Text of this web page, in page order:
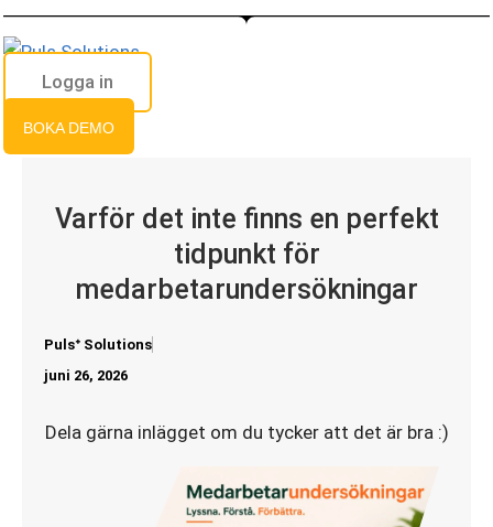
Hoppa
till
innehållLogga in
BOKA DEMO
Varför det inte finns en perfekt
tidpunkt för
medarbetarundersökningar
Pulsᐩ Solutions
juni 26, 2026
Dela gärna inlägget om du tycker att det är bra :)